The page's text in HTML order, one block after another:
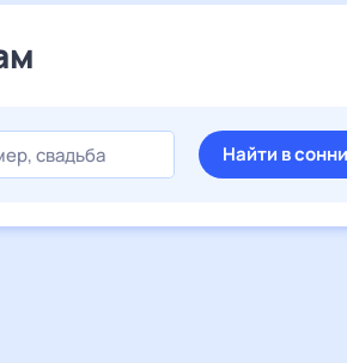
Найти в